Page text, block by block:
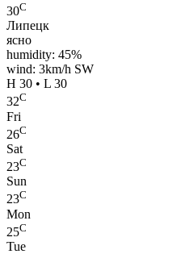
30C
Липецк
ясно
humidity: 45%
wind: 3km/h SW
H 30 • L 30
32C
Fri
26C
Sat
23C
Sun
23C
Mon
25C
Tue